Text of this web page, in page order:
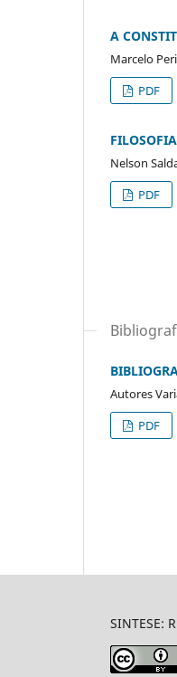
A
Marcelo
PDF
Nelson
PDF
Autores
PDF
SINTESE: